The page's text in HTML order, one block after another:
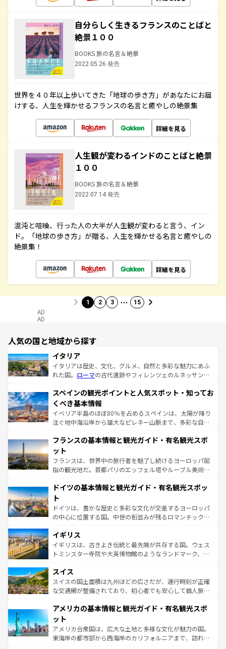
自分らしく生きるフランスのことばと
絶景１００
BOOKS 旅の名言＆絶景
2022.05.26 発売
世界を４０年以上歩いてきた「地球の歩き方」があなたにお届
けする、人生を輝かせるフランスの名言と癒やしの絶景集
詳細を見る
人生観が変わるインドのことばと絶景
１００
BOOKS 旅の名言＆絶景
2022.07.14 発売
混沌と喧噪、行った人の大半が人生観が変わると言う、イン
ド。「地球の歩き方」が贈る、人生を輝かせる名言と癒やしの
絶景集！
詳細を見る
1 2 3 … 15
AD
AD
人気の国と地域から探す
イタリア
イタリアは歴史、文化、グルメ、自然と多彩な魅力にあふ
れた国。 ローマの古代遺跡やフィレンツェのルネッサンス
ろん、トスカーナの美しい田園風景やアマルフィ海岸の絶
景など、自然景観も見逃せない。観光の合間には、本場の
ピザやパスタなど、絶品のイタリア料理を堪能することも
できる。朝目覚めてから夜眠るまで、すべての瞬間を楽し
なお、新着のイタリア情報はコンテンツ一覧を参照してほ
しい。
スペインの観光ポイントと人気スポット・知ってお
くべき基本情報
イベリア半島のほぼ80％を占めるスペインは、太陽が降り
注ぐ地中海沿岸から雄大なピレネー山脈まで、多彩な自然
文化が根付くこの国では、情熱的なフラメンコ、熱気あふ
れる闘牛、そして美味しいタパスが生活の一部となってい
る。首都マドリードの洗練された雰囲気や、バルセロナの
アートに溢れた街角から、地方では古代ローマ遺跡や中世
せる。地方によって風土や気候が異なるスペインはその個
ンテンツ一覧 を参照してほしい。
フランスの基本情報と観光ガイド・有名観光スポ
ット
フランスは、世界中の旅行者を魅了し続けるヨーロッパ屈
指の観光地だ。首都パリのエッフェル塔やルーブル美術館
で、幅広い魅力が詰まっている。華麗な宮殿、歴史的な大
聖堂、美しいビーチ、そして豊かな自然が、訪れる者を心
から魅了する。また、フランスは美食の国としても知ら
れ、フランス料理はユネスコ無形文化遺産にも登録されて
香り高いラベンダー畑など、多彩な楽しみ方が可能だ。さ
らに、パリ以外の地域にも魅力が溢れており、どの街角に
も豊かな歴史と文化が息づいている。パリ以外の個性あふ
を参照してほしい。
ドイツの基本情報と観光ガイド・有名観光スポッ
ト
ドイツは、豊かな歴史と多彩な文化が交差するヨーロッパ
の中心に位置する国。中世の街並みが残るロマンチック街
顔を持つこの国は、どこを歩いても飽きることがない。ベ
ルリンの文化的活気、バイエルン州のアルプスの絶景、そ
してライン川沿いのワイン畑といった風景は必見。ビール
は、お酒好きな人にはぜひ体験してほしい。 なお、新着の
ドイツ情報はコンテンツ一覧を参照してほしい。
イギリス
イギリスは、古きよき伝統と最先端が共存する国。ウェス
トミンスター寺院や大英博物館のようなランドマーク、歴
リアごとに異なる魅力がある。また、優雅なアフタヌーン
ティー、ビール好きにはたまらない英国パブ、サッカー観
戦など、本場だからこそできる体験も豊富。イギリスを旅
ンツ一覧を参照してほしい。
スイス
スイスの国土面積は九州ほどの広さだが、運行時刻が正確
な交通網が整備されており、初心者でも安心して個人旅行
の建物がそのまま残る町や、スイスならではのユニークな
博物館もあり、アルプス観光だけでなく町歩きも満喫する
ことができる。国民の所得が高いため物価も高いが、旅行
者向けの交通パス提供のサービスもあり、うまく活用すれ
アメリカの基本情報と観光ガイド・有名観光スポ
ット
アメリカ合衆国は、広大な土地と多様な文化が魅力の国。
東海岸の都市部から西海岸のカリフォルニアまで、訪れる